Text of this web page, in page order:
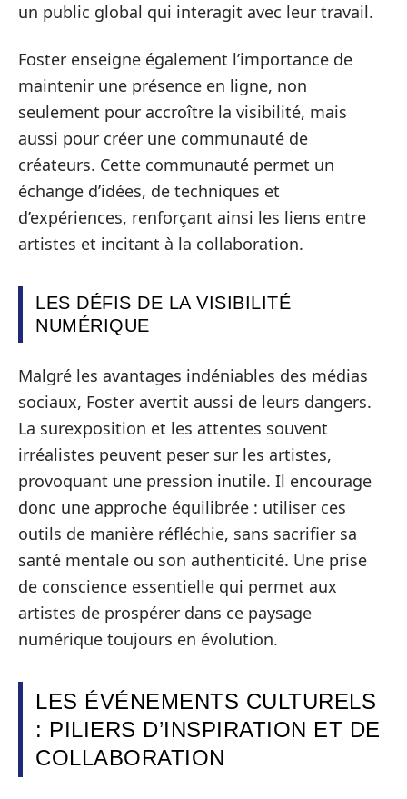
un public global qui interagit avec leur travail.
Foster enseigne également l’importance de
maintenir une présence en ligne, non
seulement pour accroître la visibilité, mais
aussi pour créer une communauté de
créateurs. Cette communauté permet un
échange d’idées, de techniques et
d’expériences, renforçant ainsi les liens entre
artistes et incitant à la collaboration.
LES DÉFIS DE LA VISIBILITÉ
NUMÉRIQUE
Malgré les avantages indéniables des médias
sociaux, Foster avertit aussi de leurs dangers.
La surexposition et les attentes souvent
irréalistes peuvent peser sur les artistes,
provoquant une pression inutile. Il encourage
donc une approche équilibrée : utiliser ces
outils de manière réfléchie, sans sacrifier sa
santé mentale ou son authenticité. Une prise
de conscience essentielle qui permet aux
artistes de prospérer dans ce paysage
numérique toujours en évolution.
LES ÉVÉNEMENTS CULTURELS
: PILIERS D’INSPIRATION ET DE
COLLABORATION